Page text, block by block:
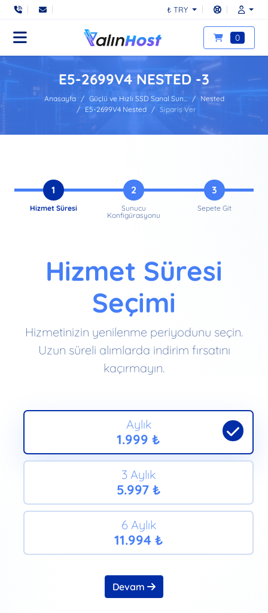
₺ TRY
0
E5-2699V4 NESTED -3
Anasayfa Güçlü ve Hızlı SSD Sanal Sun...
Nested
E5-2699V4 Nested
Sipariş Ver
1
Hizmet Süresi
2
Sunucu
Konfigürasyonu
3
Sepete Git
Hizmet Süresi
Seçimi
Hizmetinizin yenilenme periyodunu seçin.
Uzun süreli alımlarda indirim fırsatını
kaçırmayın.
Aylık
1.999 ₺
3 Aylık
5.997 ₺
6 Aylık
11.994 ₺
Devam